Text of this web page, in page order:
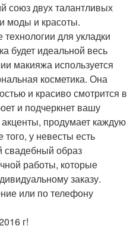
союз двух талантливых
моды и красоты.
для укладки
будет идеальной весь
макияжа используется
косметика. Она
и красиво смотрится в
и подчеркнет вашу
акценты, продумает каждую
у невесты есть
свадебный образ
работы, которые
заказу.
или по телефону
г!